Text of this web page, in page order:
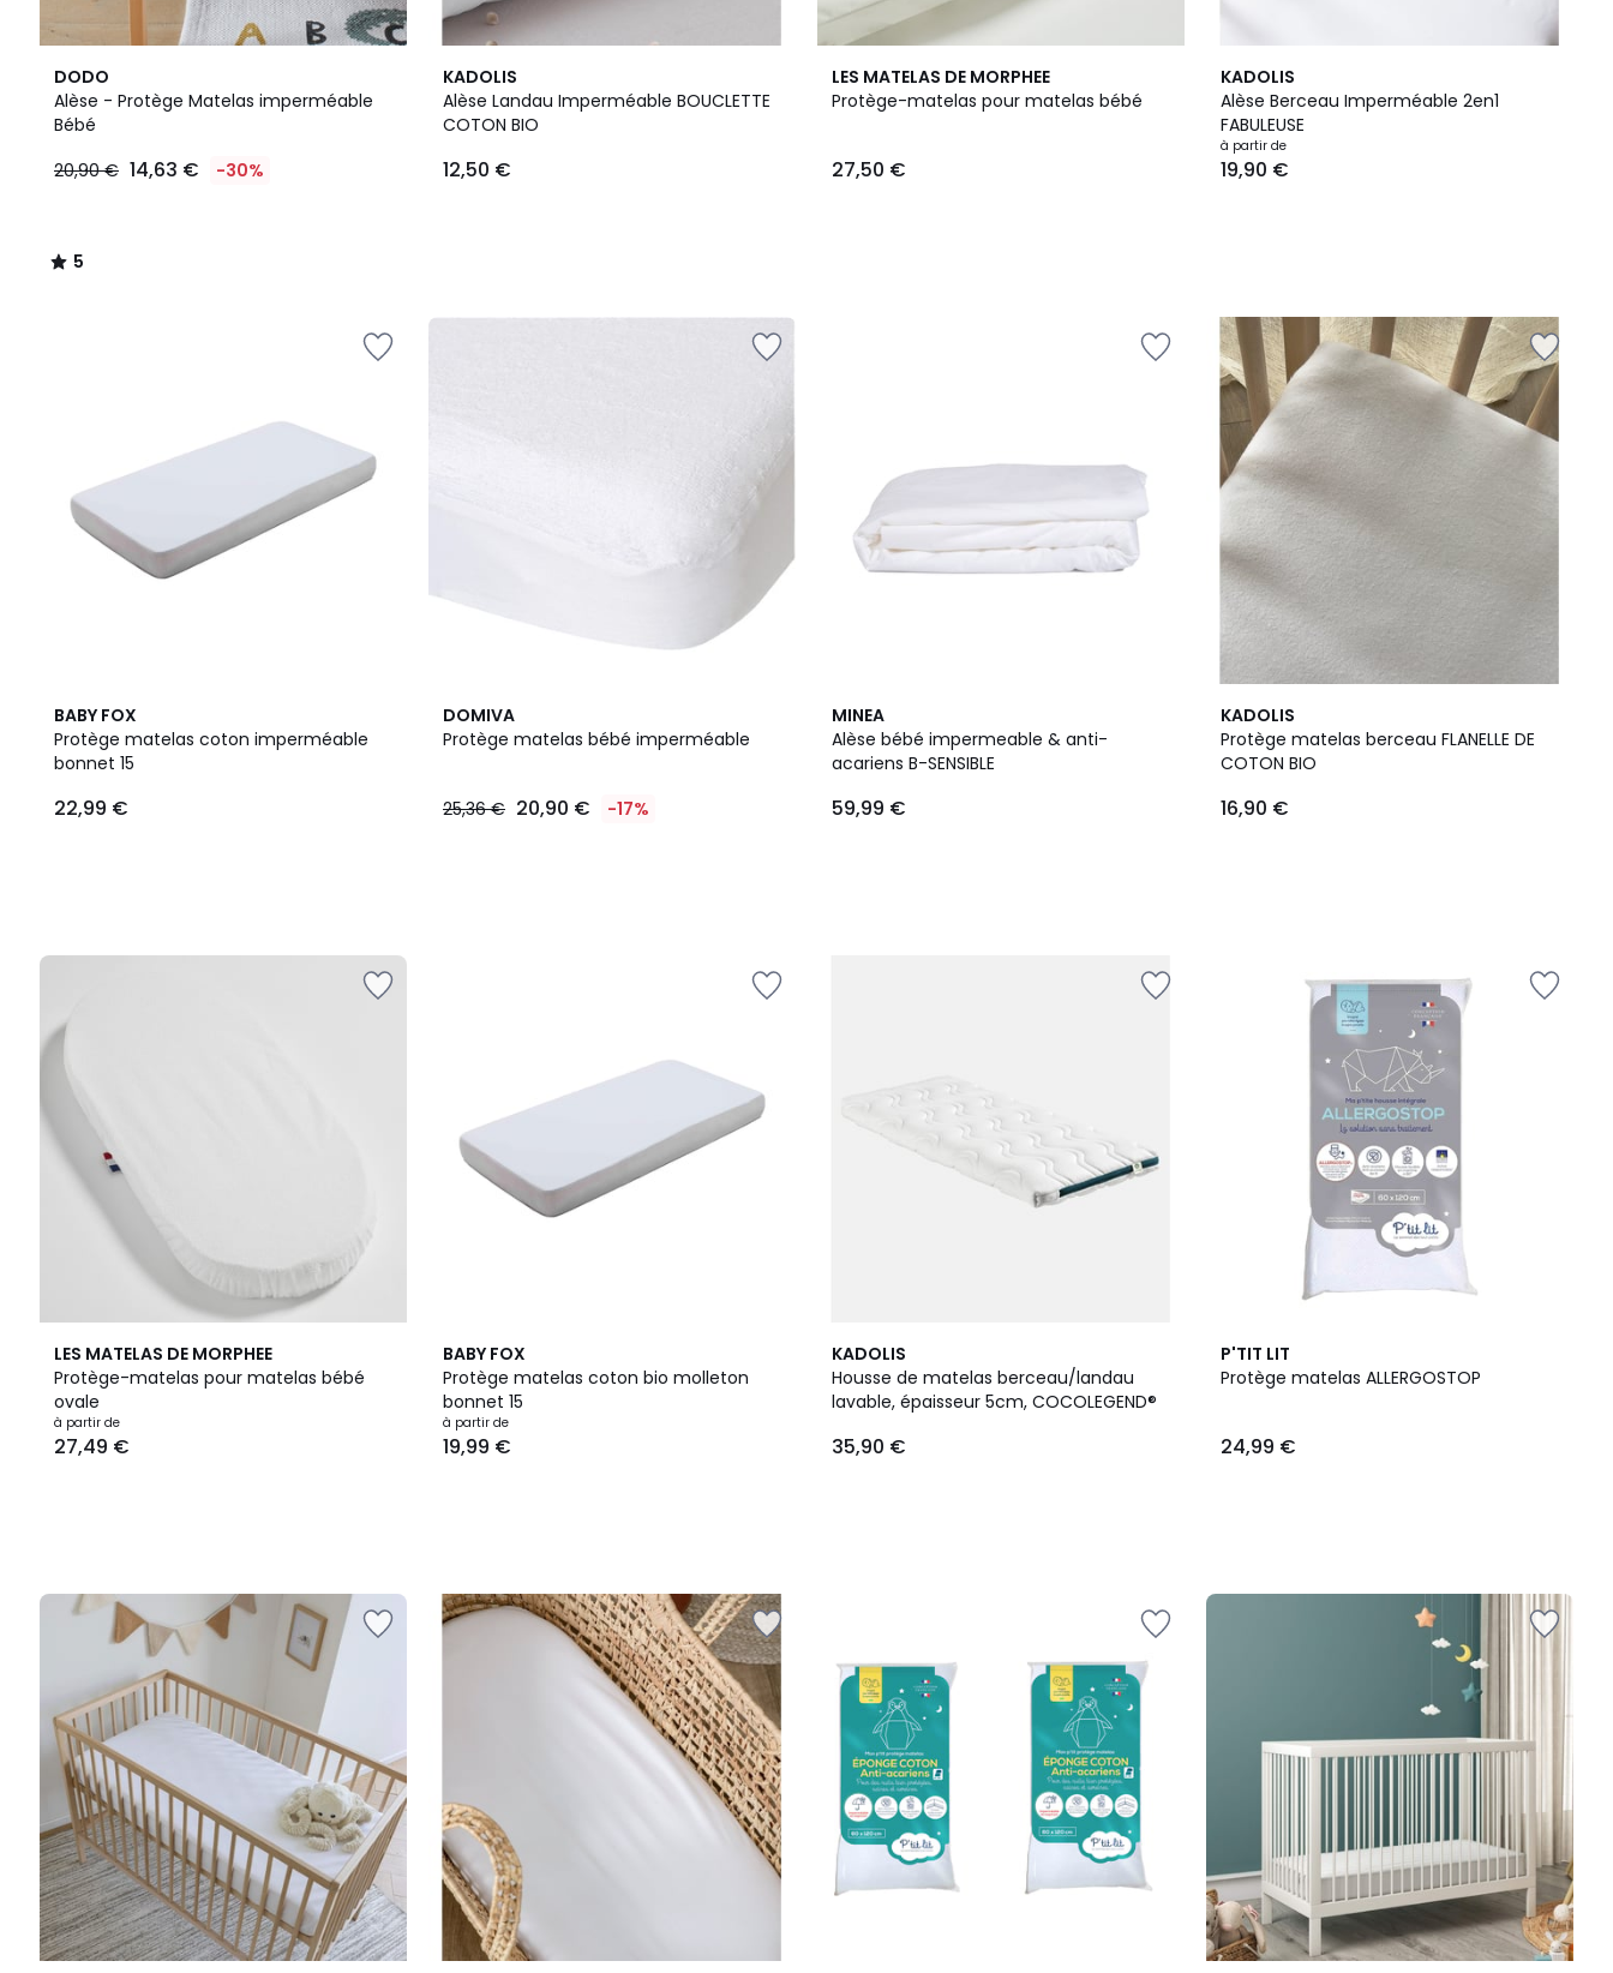
DODO
Alèse - Protège Matelas imperméable
Bébé
20,90 € 14,63 € -30%
5
/
5
5
/
KADOLIS
Alèse Landau Imperméable BOUCLETTE
COTON BIO
12,50 €
LES MATELAS DE MORPHEE
Protège-matelas pour matelas bébé
27,50 €
KADOLIS
Alèse Berceau Imperméable 2en1
FABULEUSE
à partir de
19,90 €
BABY FOX
Protège matelas coton imperméable
bonnet 15
22,99 €
DOMIVA
Protège matelas bébé imperméable
25,36 € 20,90 € -17%
MINEA
Alèse bébé impermeable & anti-
acariens B-SENSIBLE
59,99 €
KADOLIS
Protège matelas berceau FLANELLE DE
COTON BIO
16,90 €
LES MATELAS DE MORPHEE
Protège-matelas pour matelas bébé
ovale
à partir de
27,49 €
BABY FOX
Protège matelas coton bio molleton
bonnet 15
à partir de
19,99 €
KADOLIS
Housse de matelas berceau/landau
lavable, épaisseur 5cm, COCOLEGEND®
35,90 €
P'TIT LIT
Protège matelas ALLERGOSTOP
24,99 €